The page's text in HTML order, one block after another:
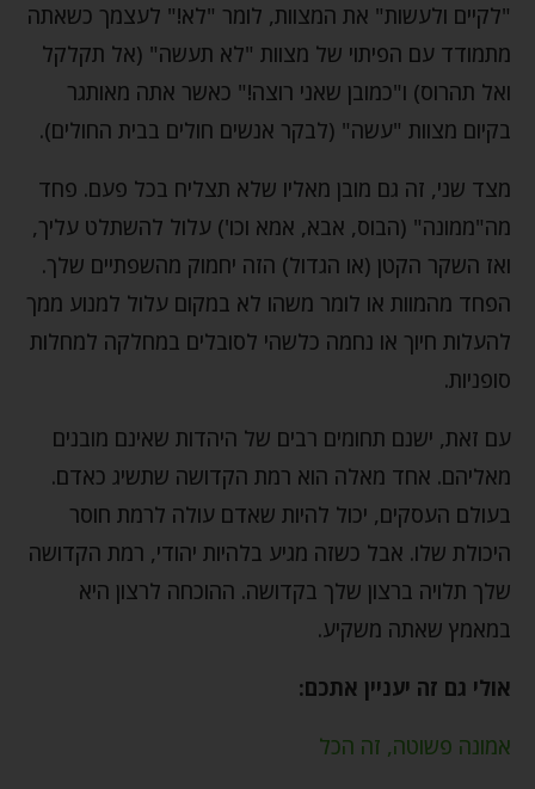
"לקיים ולעשות" את המצוות, לומר "לא!" לעצמך כשאתה
מתמודד עם הפיתוי של מצוות "לא תעשה" (אל תקלקל
ואל תהרוס) ו"כמובן שאני רוצה!" כאשר אתה מאותגר
בקיום מצוות "עשה" (לבקר אנשים חולים בבית החולים).
מצד שני, זה גם מובן מאליו שלא תצליח בכל פעם. פחד
מה"ממונה" (הבוס, אבא, אמא וכו') עלול להשתלט עליך,
ואז השקר הקטן (או הגדול) הזה יחמוק מהשפתיים שלך.
הפחד מהמוות או לומר משהו לא במקום עלול למנוע ממך
להעלות חיוך או נחמה כלשהי לסובלים במחלקה למחלות
סופניות.
עם זאת, ישנם תחומים רבים של היהדות שאינם מובנים
מאליהם. אחד מאלה הוא רמת הקדושה שתשיג כאדם.
בעולם העסקים, יכול להיות שאדם עולה לרמת חוסר
היכולת שלו. אבל כשזה מגיע בלהיות יהודי, רמת הקדושה
שלך תלויה ברצון שלך בקדושה. ההוכחה לרצון היא
במאמץ שאתה משקיע.
אולי גם זה יעניין אתכם:
אמונה פשוטה, זה הכל